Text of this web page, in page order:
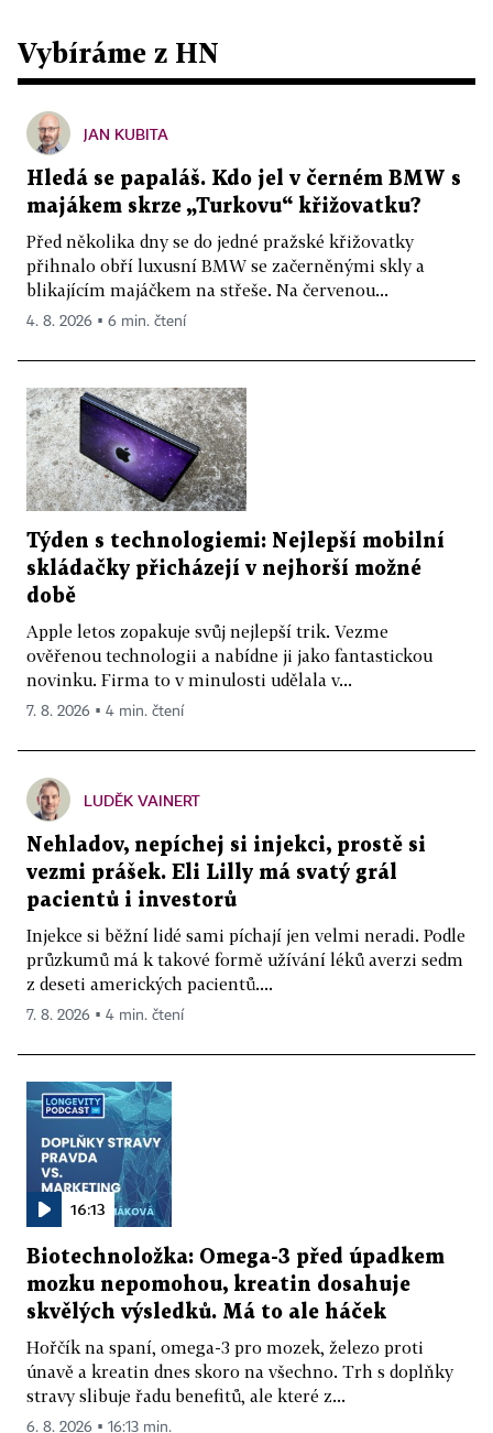
Vybíráme z HN
JAN KUBITA
Hledá se papaláš. Kdo jel v černém BMW s
majákem skrze „Turkovu“ křižovatku?
Před několika dny se do jedné pražské křižovatky
přihnalo obří luxusní BMW se začerněnými skly a
blikajícím majáčkem na střeše. Na červenou...
4. 8. 2026 ▪ 6 min. čtení
Týden s technologiemi: Nejlepší mobilní
skládačky přicházejí v nejhorší možné
době
Apple letos zopakuje svůj nejlepší trik. Vezme
ověřenou technologii a nabídne ji jako fantastickou
novinku. Firma to v minulosti udělala v...
7. 8. 2026 ▪ 4 min. čtení
LUDĚK VAINERT
Nehladov, nepíchej si injekci, prostě si
vezmi prášek. Eli Lilly má svatý grál
pacientů i investorů
Injekce si běžní lidé sami píchají jen velmi neradi. Podle
průzkumů má k takové formě užívání léků averzi sedm
z deseti amerických pacientů....
7. 8. 2026 ▪ 4 min. čtení
16:13
Biotechnoložka: Omega-3 před úpadkem
mozku nepomohou, kreatin dosahuje
skvělých výsledků. Má to ale háček
Hořčík na spaní, omega-3 pro mozek, železo proti
únavě a kreatin dnes skoro na všechno. Trh s doplňky
stravy slibuje řadu benefitů, ale které z...
6. 8. 2026 ▪ 16:13 min.